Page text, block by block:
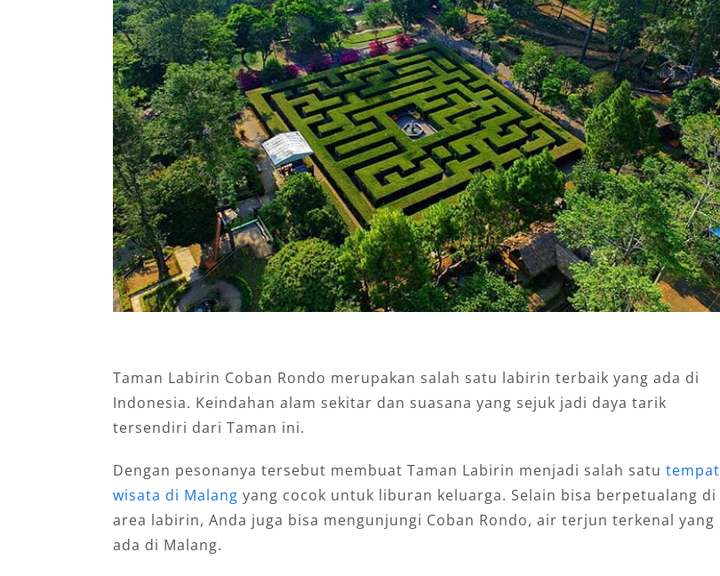
Taman Labirin Coban Rondo merupakan salah satu labirin terbaik yang ada di
Indonesia. Keindahan alam sekitar dan suasana yang sejuk jadi daya tarik
tersendiri dari Taman ini.
Dengan pesonanya tersebut membuat Taman Labirin menjadi salah satu tempat
wisata di Malang yang cocok untuk liburan keluarga. Selain bisa berpetualang di
area labirin, Anda juga bisa mengunjungi Coban Rondo, air terjun terkenal yang
ada di Malang.